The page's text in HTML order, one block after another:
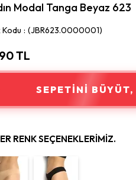
Modal Tanga Beyaz 623
(JBR623.0000001)
TL
SEPETINI
RENK SEÇENEKLERIMIZ.